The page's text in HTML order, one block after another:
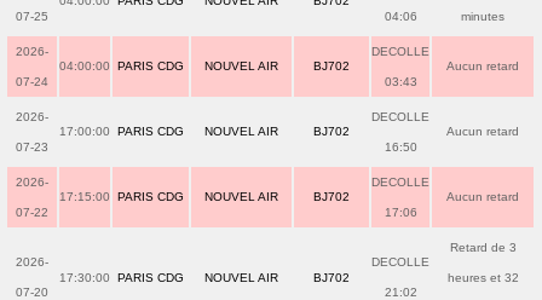
07-25 04:06 minutes
2026-
07-24
04:00:00 PARIS CDG NOUVEL AIR BJ702
DECOLLE
03:43
Aucun retard
2026-
07-23
17:00:00 PARIS CDG NOUVEL AIR BJ702
DECOLLE
16:50
Aucun retard
2026-
07-22
17:15:00 PARIS CDG NOUVEL AIR BJ702
DECOLLE
17:06
Aucun retard
2026-
07-20
17:30:00 PARIS CDG NOUVEL AIR BJ702
DECOLLE
21:02
Retard de 3
heures et 32